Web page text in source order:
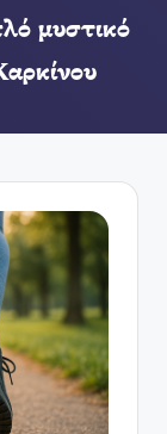
μυστικό